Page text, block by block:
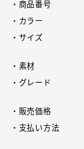
・商品番号
・カラー
・サイズ
・素材
・グレード
・販売価格
・支払い方法